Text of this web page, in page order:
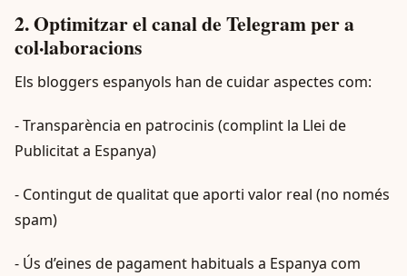
2. Optimitzar el canal de Telegram per a
col·laboracions
Els bloggers espanyols han de cuidar aspectes com:
- Transparència en patrocinis (complint la Llei de
Publicitat a Espanya)
- Contingut de qualitat que aporti valor real (no només
spam)
- Ús d’eines de pagament habituals a Espanya com